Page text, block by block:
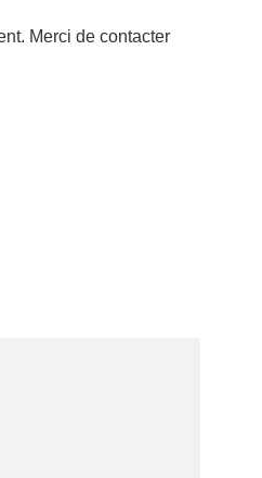
Merci de contacter